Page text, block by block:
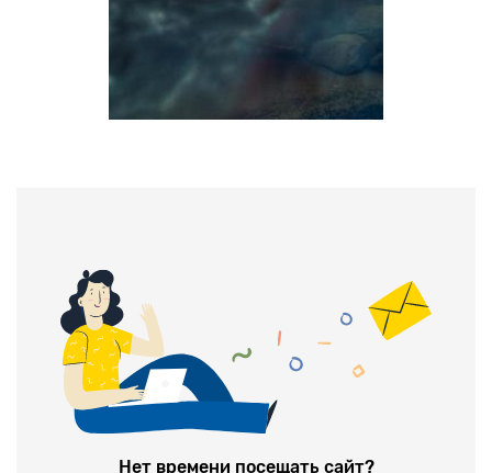
Нет времени посещать сайт?